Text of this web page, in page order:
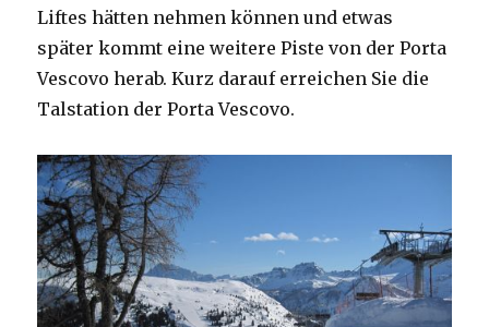
Liftes hätten nehmen können und etwas
später kommt eine weitere Piste von der Porta
Vescovo herab. Kurz darauf erreichen Sie die
Talstation der Porta Vescovo.